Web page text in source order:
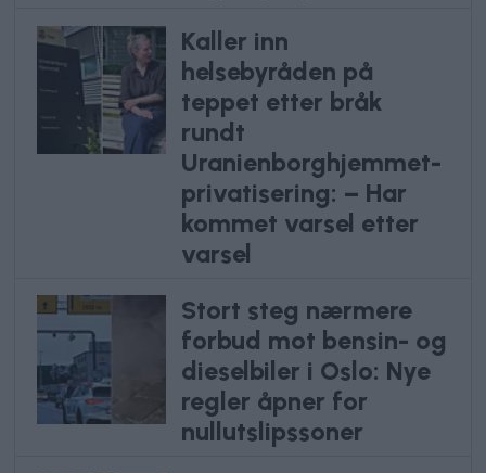
Kaller inn
helsebyråden på
teppet etter bråk
rundt
Uranienborghjemmet-
privatisering: – Har
kommet varsel etter
varsel
Stort steg nærmere
forbud mot bensin- og
dieselbiler i Oslo: Nye
regler åpner for
nullutslipssoner